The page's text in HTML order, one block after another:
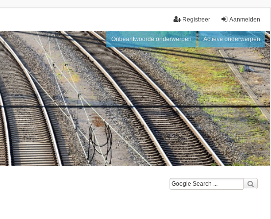
Aanmelden
Registreer
Onbeantwoorde onderwerpen Actieve onderwerpen